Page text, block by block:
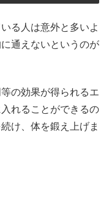
る人は意外と多いよ
通えないというのが
の効果が得られるエ
れることができるの
け、体を鍛え上げま